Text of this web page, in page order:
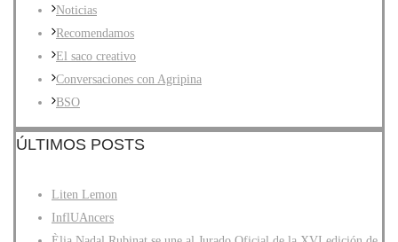
Noticias
Recomendamos
El saco creativo
Conversaciones con Agripina
BSO
ÚLTIMOS POSTS
Liten Lemon
InflUAncers